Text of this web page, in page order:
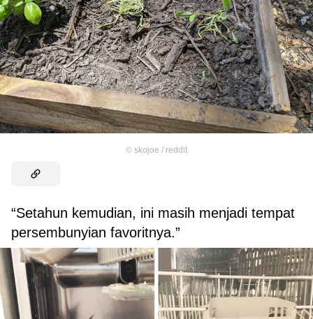
© skojoe / reddit
“Setahun kemudian, ini masih menjadi tempat
persembunyian favoritnya.”